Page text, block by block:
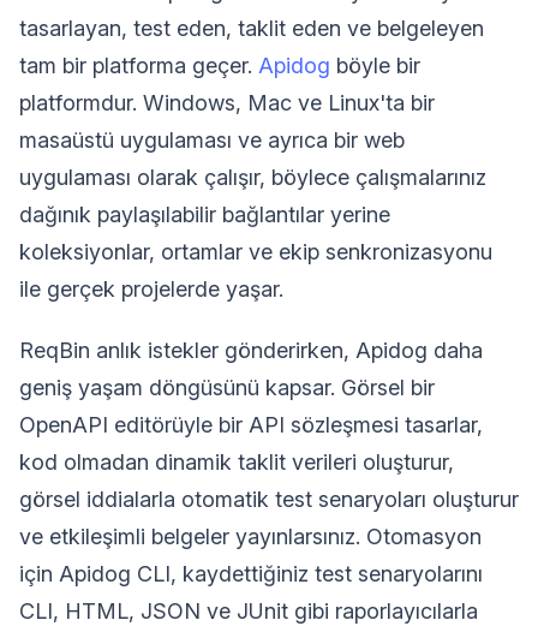
tasarlayan, test eden, taklit eden ve belgeleyen
tam bir platforma geçer. Apidog böyle bir
platformdur. Windows, Mac ve Linux'ta bir
masaüstü uygulaması ve ayrıca bir web
uygulaması olarak çalışır, böylece çalışmalarınız
dağınık paylaşılabilir bağlantılar yerine
koleksiyonlar, ortamlar ve ekip senkronizasyonu
ile gerçek projelerde yaşar.
ReqBin anlık istekler gönderirken, Apidog daha
geniş yaşam döngüsünü kapsar. Görsel bir
OpenAPI editörüyle bir API sözleşmesi tasarlar,
kod olmadan dinamik taklit verileri oluşturur,
görsel iddialarla otomatik test senaryoları oluşturur
ve etkileşimli belgeler yayınlarsınız. Otomasyon
için Apidog CLI, kaydettiğiniz test senaryolarını
CLI, HTML, JSON ve JUnit gibi raporlayıcılarla